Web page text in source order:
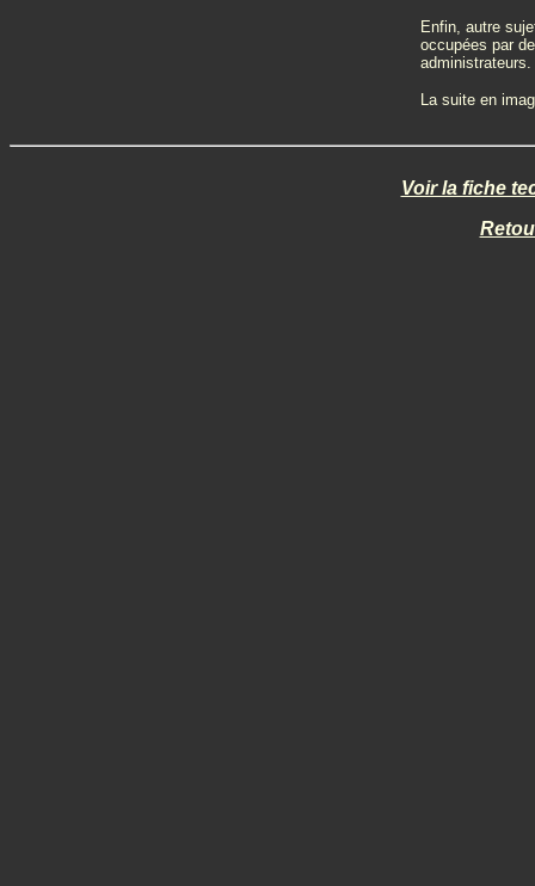
Enfin, autre
occupées par
administrateurs.
La suite en
Voir la fiche